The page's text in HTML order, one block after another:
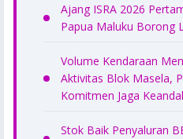
Ajang ISRA 2026
Papua Maluku Borong
Volume Kendaraan
Aktivitas Blok Masela,
Komitmen Jaga
Stok Baik Penyaluran